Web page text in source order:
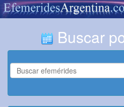
Buscar